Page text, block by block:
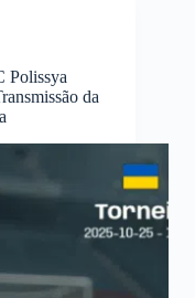
Polissya
da